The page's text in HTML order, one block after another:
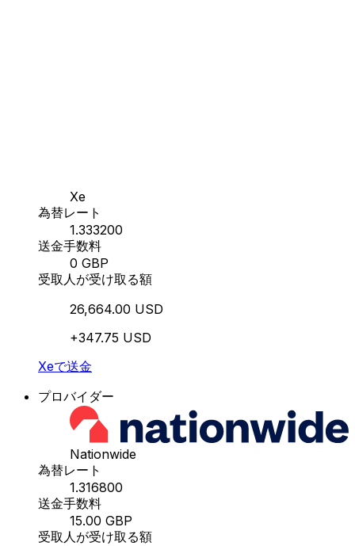
Xe
為替レート
1.333200
送金手数料
0 GBP
受取人が受け取る額
26,664.00 USD
+347.75 USD
Xeで送金
プロバイダー
Nationwide
為替レート
1.316800
送金手数料
15.00 GBP
受取人が受け取る額